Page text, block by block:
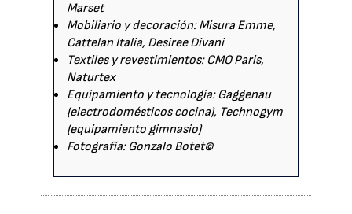
Marset
Mobiliario y decoración: Misura Emme,
Cattelan Italia, Desiree Divani
Textiles y revestimientos: CMO Paris,
Naturtex
Equipamiento y tecnología: Gaggenau
(electrodomésticos cocina), Technogym
(equipamiento gimnasio)
Fotografía: Gonzalo Botet©